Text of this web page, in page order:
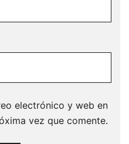
electrónico y web en
vez que comente.